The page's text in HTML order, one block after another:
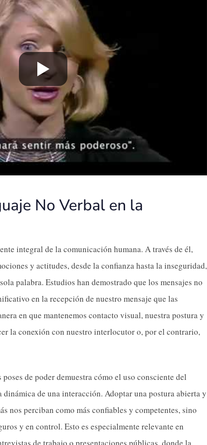
No Verbal en la
integral de la comunicación humana. A través de él,
y actitudes, desde la confianza hasta la inseguridad,
palabra. Estudios han demostrado que los mensajes no
en la recepción de nuestro mensaje que las
en que mantenemos contacto visual, nuestra postura y
la conexión con nuestro interlocutor o, por el contrario,
de poder demuestra cómo el uso consciente del
de una interacción. Adoptar una postura abierta y
nos perciban como más confiables y competentes, sino
y en control. Esto es especialmente relevante en